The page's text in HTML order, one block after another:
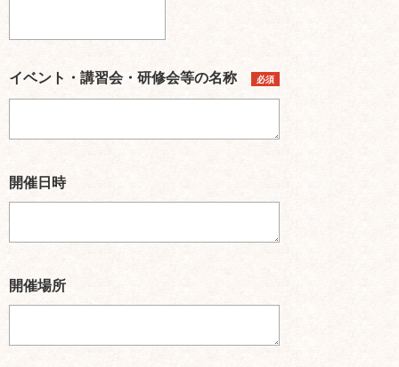
イベント・講習会・研修会等の名称 必須
開催日時
開催場所